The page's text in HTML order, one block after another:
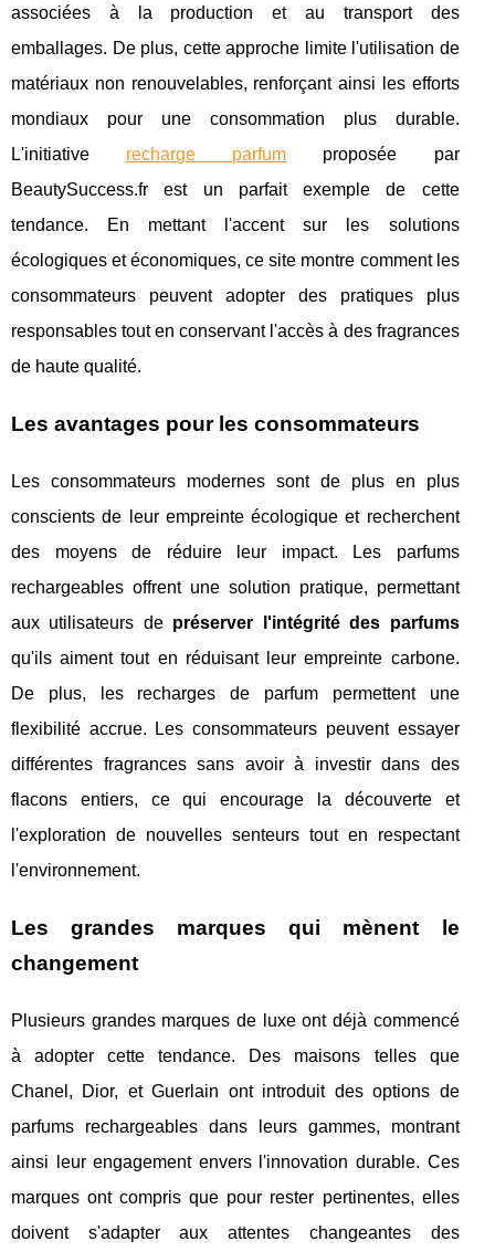
associées à la production et au transport des
emballages. De plus, cette approche limite l'utilisation de
matériaux non renouvelables, renforçant ainsi les efforts
mondiaux pour une consommation plus durable.
L'initiative recharge parfum proposée par
BeautySuccess.fr est un parfait exemple de cette
tendance. En mettant l'accent sur les solutions
écologiques et économiques, ce site montre comment les
consommateurs peuvent adopter des pratiques plus
responsables tout en conservant l'accès à des fragrances
de haute qualité.
Les avantages pour les consommateurs
Les consommateurs modernes sont de plus en plus
conscients de leur empreinte écologique et recherchent
des moyens de réduire leur impact. Les parfums
rechargeables offrent une solution pratique, permettant
aux utilisateurs de préserver l'intégrité des parfums
qu'ils aiment tout en réduisant leur empreinte carbone.
De plus, les recharges de parfum permettent une
flexibilité accrue. Les consommateurs peuvent essayer
différentes fragrances sans avoir à investir dans des
flacons entiers, ce qui encourage la découverte et
l'exploration de nouvelles senteurs tout en respectant
l'environnement.
Les grandes marques qui mènent le
changement
Plusieurs grandes marques de luxe ont déjà commencé
à adopter cette tendance. Des maisons telles que
Chanel, Dior, et Guerlain ont introduit des options de
parfums rechargeables dans leurs gammes, montrant
ainsi leur engagement envers l'innovation durable. Ces
marques ont compris que pour rester pertinentes, elles
doivent s'adapter aux attentes changeantes des